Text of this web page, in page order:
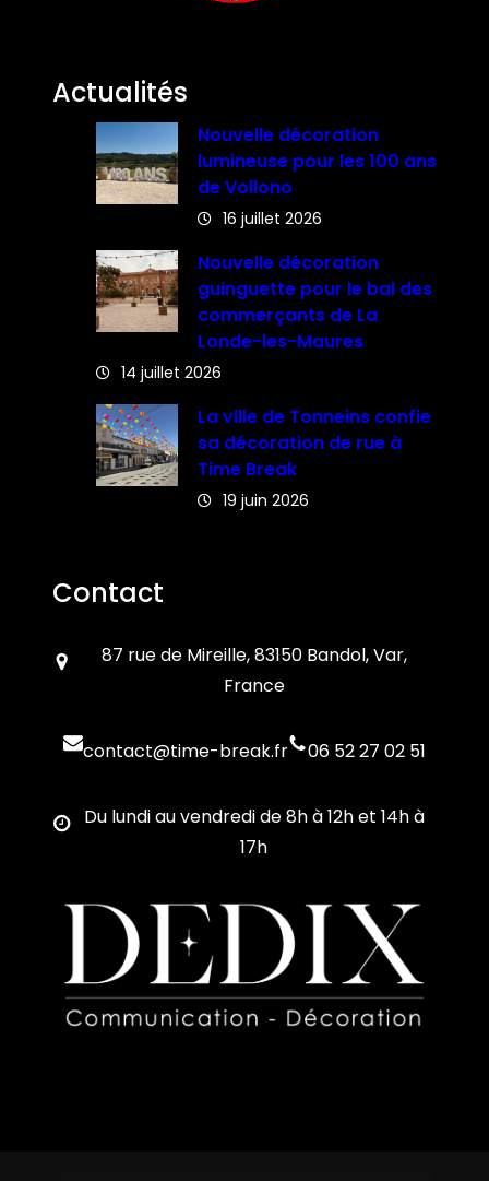
Actualités
Nouvelle décoration
lumineuse pour les 100 ans
de Vollono
16 juillet 2026
Nouvelle décoration
guinguette pour le bal des
commerçants de La
Londe-les-Maures
14 juillet 2026
La ville de Tonneins confie
sa décoration de rue à
Time Break
19 juin 2026
Contact
87 rue de Mireille, 83150 Bandol, Var,
France
contact@time-break.fr 06 52 27 02 51
Du lundi au vendredi de 8h à 12h et 14h à
17h